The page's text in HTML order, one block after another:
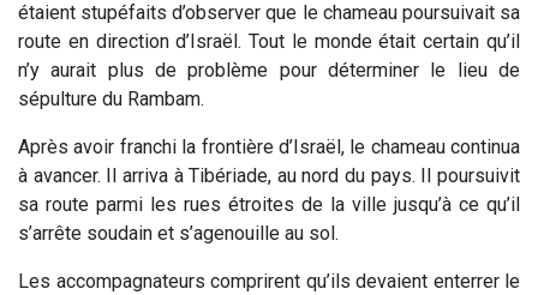
étaient stupéfaits d’observer que le chameau poursuivait sa
route en direction d’Israël. Tout le monde était certain qu’il
n’y aurait plus de problème pour déterminer le lieu de
sépulture du Rambam.
Après avoir franchi la frontière d’Israël, le chameau continua
à avancer. Il arriva à Tibériade, au nord du pays. Il poursuivit
sa route parmi les rues étroites de la ville jusqu’à ce qu’il
s’arrête soudain et s’agenouille au sol.
Les accompagnateurs comprirent qu’ils devaient enterrer le